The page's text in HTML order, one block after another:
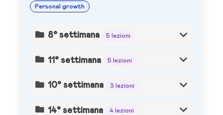
Personal growth
8° settimana 5 lezioni
11° settimana 5 lezioni
10° settimana 3 lezioni
14° settimana 4 lezioni